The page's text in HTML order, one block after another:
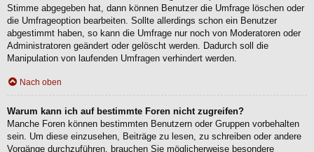
Stimme abgegeben hat, dann können Benutzer die Umfrage löschen oder
die Umfrageoption bearbeiten. Sollte allerdings schon ein Benutzer
abgestimmt haben, so kann die Umfrage nur noch von Moderatoren oder
Administratoren geändert oder gelöscht werden. Dadurch soll die
Manipulation von laufenden Umfragen verhindert werden.
Nach oben
Warum kann ich auf bestimmte Foren nicht zugreifen?
Manche Foren können bestimmten Benutzern oder Gruppen vorbehalten
sein. Um diese einzusehen, Beiträge zu lesen, zu schreiben oder andere
Vorgänge durchzuführen, brauchen Sie möglicherweise besondere